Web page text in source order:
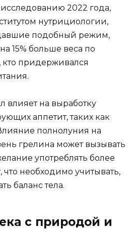
2022 года,
нутрициологии,
подобный режим,
15% больше веса по
придерживался
влияет на выработку
аппетит, таких как
полнолуния на
грелина может вызывать
употреблять более
необходимо учитывать,
баланс тела.
с природой и